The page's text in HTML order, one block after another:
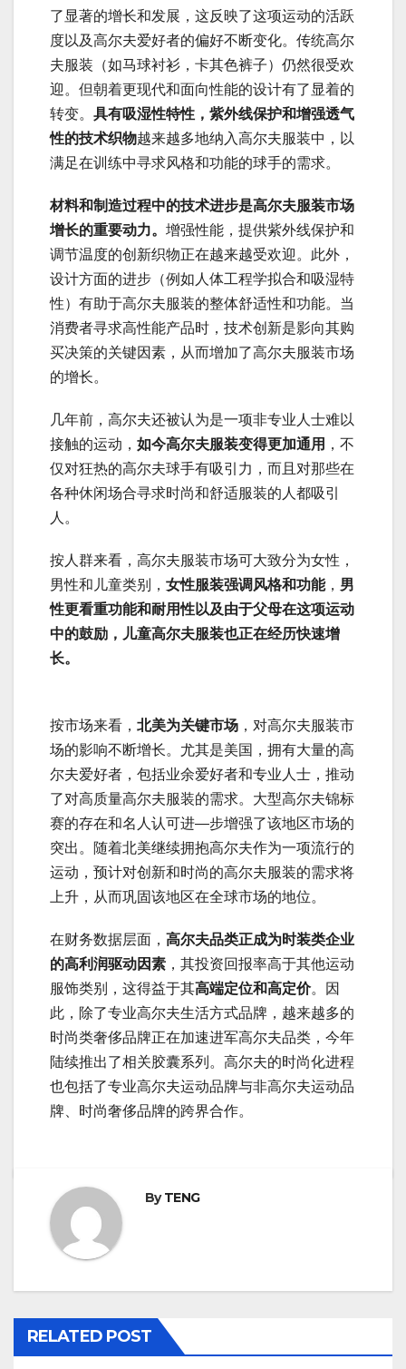
了显著的增长和发展，这反映了这项运动的活跃
度以及高尔夫爱好者的偏好不断变化。传统高尔
夫服装（如马球衬衫，卡其色裤子）仍然很受欢
迎。但朝着更现代和面向性能的设计有了显着的
转变。 具有吸湿性特性，紫外线保护和增强透气
性的技术织物越来越多地纳入高尔夫服装中，以
满足在训练中寻求风格和功能的球手的需求。
材料和制造过程中的技术进步是高尔夫服装市场
增长的重要动力。 增强性能，提供紫外线保护和
调节温度的创新织物正在越来越受欢迎。此外，
设计方面的进步（例如人体工程学拟合和吸湿特
性）有助于高尔夫服装的整体舒适性和功能。当
消费者寻求高性能产品时，技术创新是影向其购
买决策的关键因素，从而增加了高尔夫服装市场
的增长。
几年前，高尔夫还被认为是一项非专业人士难以
接触的运动， 如今高尔夫服装变得更加通用 ，不
仅对狂热的高尔夫球手有吸引力，而且对那些在
各种休闲场合寻求时尚和舒适服装的人都吸引
人。
按人群来看，高尔夫服装市场可大致分为女性，
男性和儿童类别， 女性服装强调风格和功能， 男
性更看重功能和耐用性以及由于父母在这项运动
中的鼓励，儿童高尔夫服装也正在经历快速增
长。
按市场来看， 北美为关键市场 ，对高尔夫服装市
场的影响不断增长。尤其是美国，拥有大量的高
尔夫爱好者，包括业余爱好者和专业人士，推动
了对高质量高尔夫服装的需求。大型高尔夫锦标
赛的存在和名人认可进—步增强了该地区市场的
突出。随着北美继续拥抱高尔夫作为一项流行的
运动，预计对创新和时尚的高尔夫服装的需求将
上升，从而巩固该地区在全球市场的地位。
在财务数据层面， 高尔夫品类正成为时装类企业
的高利润驱动因素 ，其投资回报率高于其他运动
服饰类别，这得益于其高端定位和高定价。因
此，除了专业高尔夫生活方式品牌，越来越多的
时尚类奢侈品牌正在加速进军高尔夫品类，今年
陆续推出了相关胶囊系列。高尔夫的时尚化进程
也包括了专业高尔夫运动品牌与非高尔夫运动品
牌、时尚奢侈品牌的跨界合作。
ByTENG
RELATED POST